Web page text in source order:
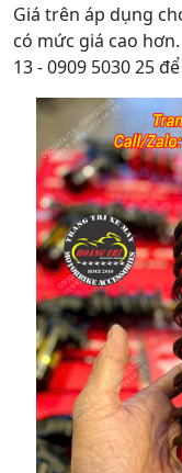
Giá trên áp dụng
có mức giá cao
13 - 0909 5030 25